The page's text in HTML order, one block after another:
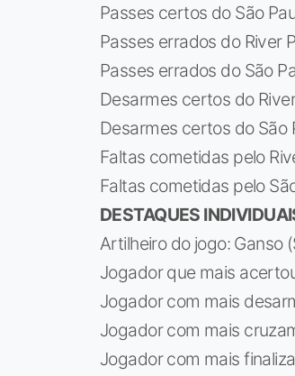
Passes certos do São
Passes errados do River
Passes errados do São
Desarmes certos do
Desarmes certos do São
Faltas cometidas pelo
Faltas cometidas pelo
DESTAQUES
Artilheiro do jogo: Ganso
Jogador que mais
Jogador com mais
Jogador com mais
Jogador com mais